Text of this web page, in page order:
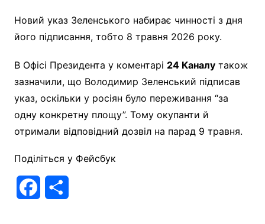
Новий указ Зеленського набирає чинності з дня
його підписання, тобто 8 травня 2026 року.
В Офісі Президента у коментарі 24 Каналутакож
зазначили, що Володимир Зеленський підписав
указ, оскільки у росіян було переживання “за
одну конкретну площу”. Тому окупанти й
отримали відповідний дозвіл на парад 9 травня.
Поділіться у Фейсбук